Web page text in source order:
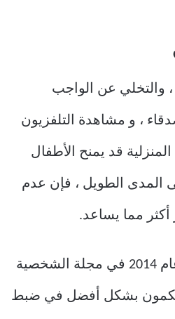
والتخلي عن الواجب
، و مشاهدة التلفزيون
المنزلية قد يمنح الأطفال
المدى الطويل ، فإن عدم
مما يساعد.
وجدت دراسة نشرت عام 2014 في مجلة الشخصية
بشكل أفضل في ضبط